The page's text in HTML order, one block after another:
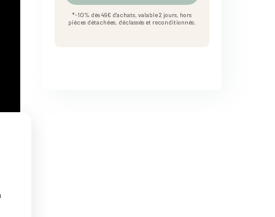
*-10% dès 49€ d'achats, valable 2 jours, hors
pièces détachées, déclassés et reconditionnés.